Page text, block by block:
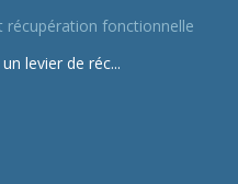
fonctionnelle
levier de réc...